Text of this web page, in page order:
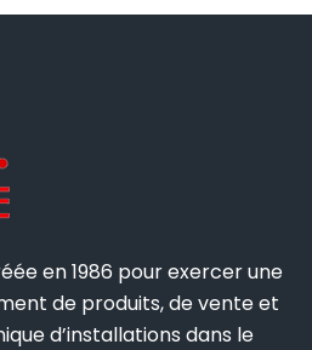
en 1986 pour exercer une
de produits, de vente et
d’installations dans le